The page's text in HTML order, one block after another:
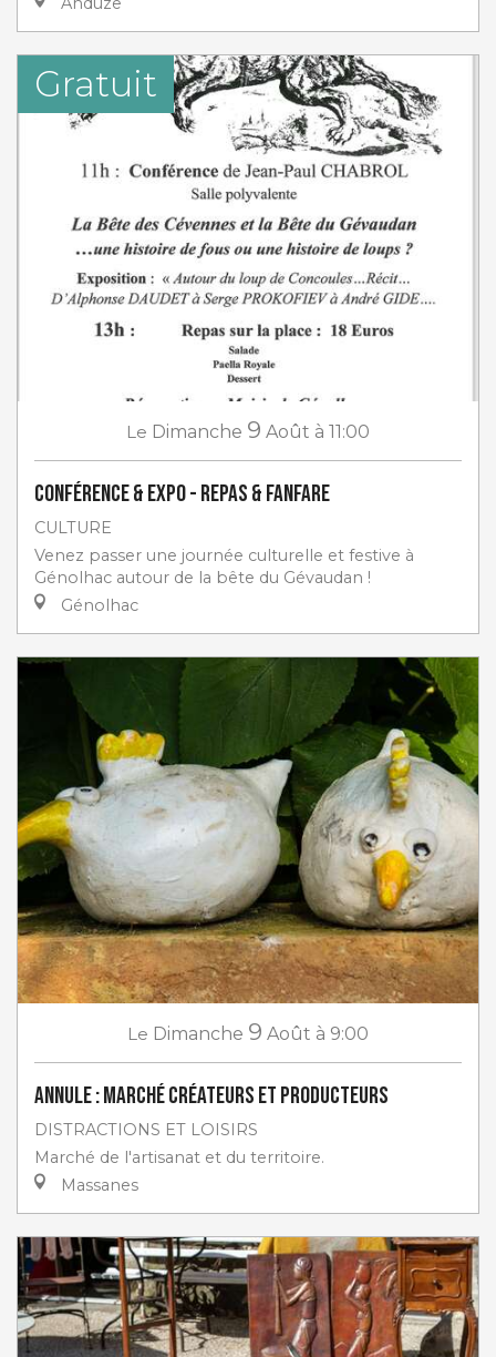
Gratuit
Le Dimanche 9 Août à 11:00
Conférence & Expo - Repas & Fanfare
CULTURE
Venez passer une journée culturelle et festive à
Génolhac autour de la bête du Gévaudan !
Génolhac
Le Dimanche 9 Août à 9:00
ANNULE : Marché créateurs et producteurs
DISTRACTIONS ET LOISIRS
Marché de l'artisanat et du territoire.
Massanes